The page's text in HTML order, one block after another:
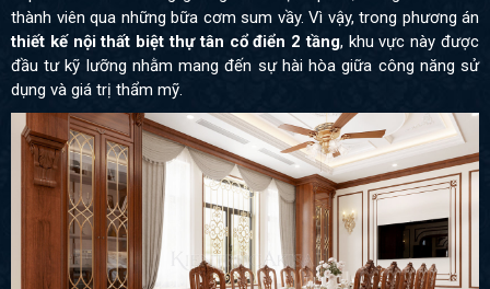
thành viên qua những bữa cơm sum vầy. Vì vậy, trong phương án
thiết kế nội thất biệt thự tân cổ điển 2 tầng, khu vực này được
đầu tư kỹ lưỡng nhằm mang đến sự hài hòa giữa công năng sử
dụng và giá trị thẩm mỹ.